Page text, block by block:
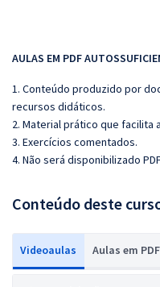
AULAS EM PDF
1. Conteúdo produzido por
recursos didáticos.
2. Material prático que facilita
3. Exercícios comentados.
4. Não será disponibilizado
Conteúdo deste
Videoaulas Aulas em PDF